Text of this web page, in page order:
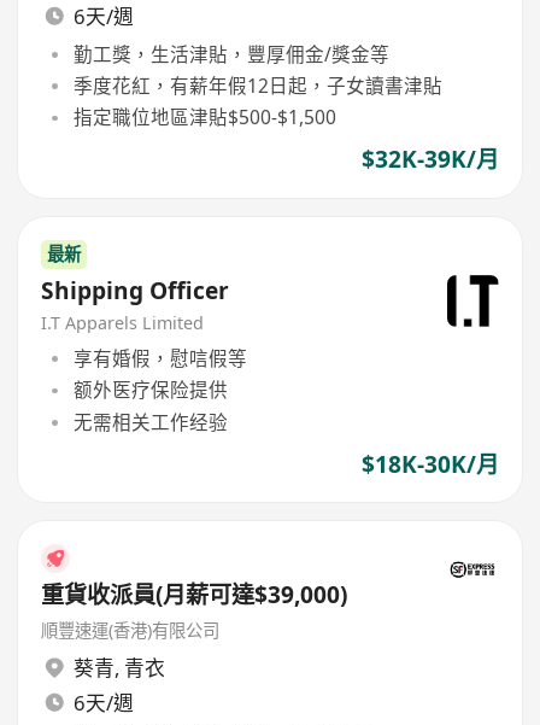
6天/週
勤工獎，生活津貼，豐厚佣金/獎金等
季度花紅，有薪年假12日起，子女讀書津貼
指定職位地區津貼$500-$1,500
$32K-39K/月
最新
Shipping Officer
I.T Apparels Limited
享有婚假，慰唁假等
额外医疗保险提供
无需相关工作经验
$18K-30K/月
重貨收派員(月薪可達$39,000)
順豐速運(香港)有限公司
葵青, 青衣
6天/週